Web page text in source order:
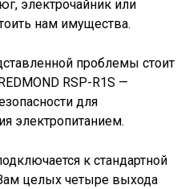
электрочайник или
нам имущества.
проблемы стоит
RSP-R1S —
для
электропитанием.
к стандартной
целых четыре выхода